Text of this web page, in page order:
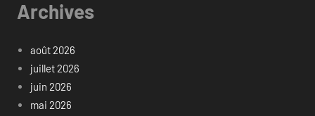
Archives
août 2026
juillet 2026
juin 2026
mai 2026